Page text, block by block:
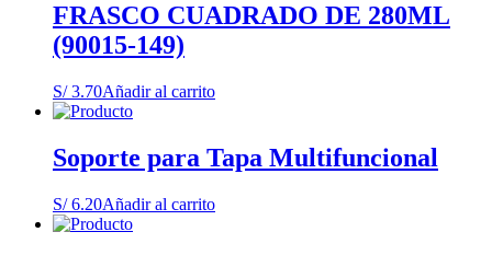
FRASCO CUADRADO DE 280ML
(90015-149)
S/3.70Añadir al carrito
Soporte para Tapa Multifuncional
S/6.20Añadir al carrito